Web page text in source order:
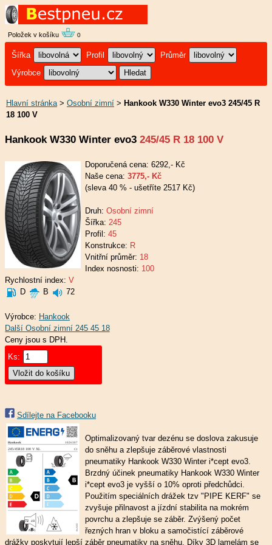
Položek v košíku 0
Šířka Profil
Průměr
Výrobce
Hlavní stránka> Osobní zimní > Hankook W330 Winter evo3 245/45 R
18 100 V
Hankook W330 Winter evo3 245/45 R 18 100 V
Doporučená cena: 6292,- Kč
Naše cena: 3775,- Kč
(sleva 40 % - ušetříte 2517 Kč)
Druh: Osobní zimní
Šířka: 245
Profil: 45
Konstrukce: R
Vnitřní průměr: 18
Index nosnosti: 100
Rychlostní index: V
D
B 72
Výrobce: Hankook
Ceny jsou s DPH.
Ks:
Sdílejte na Facebooku
Optimalizovaný tvar dezénu se doslova zakusuje
do sněhu a zlepšuje záběrové vlastnosti
pneumatiky Hankook W330 Winter i*cept evo3.
Brzdný účinek pneumatiky Hankook W330 Winter
i*cept evo3 je vyšší o 10% oproti předchůdci.
Použitím speciálních drážek tzv "PIPE KERF" se
zvyšuje přilnavost a jízdní stabilita na mokrém
povrchu a zlepšuje se záběr. Zvýšený počet
řezných hran v bloku a samočistící záběrové
drážky poskytují lepší záběr pneumatiky na sněhu. Díky 3D lamelám se